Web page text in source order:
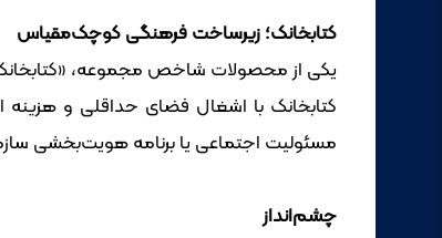
کتابخانک؛ زیرساخت فرهنگی کوچک‌مقیاس
یکی از محصولات شاخص مجموعه،
کتابخانک با اشغال فضای حداقلی و
مسئولیت اجتماعی یا برنامه هویت‌بخشی
چشم‌انداز